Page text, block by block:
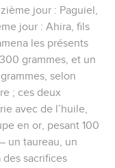
jour : Paguiel,
jour : Ahira, fils
les présents
grammes, et un
selon
; ces deux
avec de l’huile,
en or, pesant 100
un taureau, un
des sacrifices